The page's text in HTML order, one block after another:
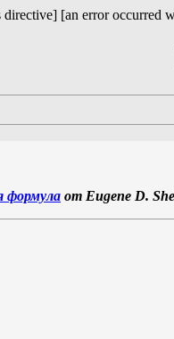
[an error occurred
формула от Eugene D.